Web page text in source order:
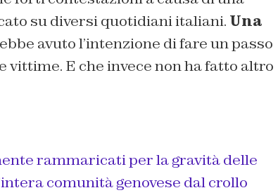
su diversi quotidiani italiani. Una
avuto l’intenzione di fare un passo
E che invece non ha fatto altro
rammaricati per la gravità delle
comunità genovese dal crollo